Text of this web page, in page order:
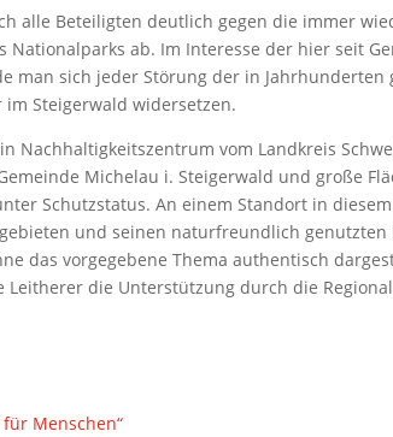
alle Beteiligten deutlich gegen die immer
Nationalparks ab. Im Interesse der hier seit
man sich jeder Störung der in Jahrhunderten
Steigerwald widersetzen.
Nachhaltigkeitszentrum vom Landkreis
Michelau i. Steigerwald und große
Schutzstatus. An einem Standort in
und seinen naturfreundlich genutzten
das vorgegebene Thema authentisch
Leitherer die Unterstützung durch die
für Menschen“